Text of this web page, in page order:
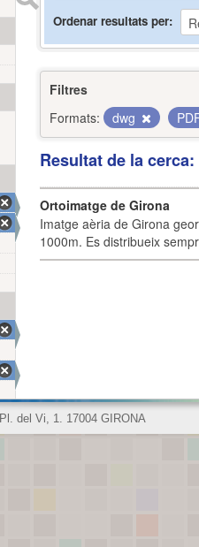
Ordenar resultats per
Filtres
Formats:
dwg
Resultat de la
Ortoimatge de Girona
Imatge aèria de Girona
1000m. Es distribueix
Pl. del Vi, 1. 17004 GIRONA